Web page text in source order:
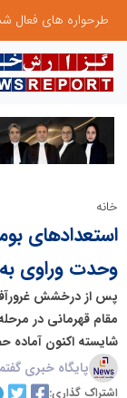
خانه
استعدادهای
وحدت وراوی
پس از درخشش
مقام قهرمانی در
شایسته اکنون
پایگاه خبری
اشتراک گذاری: